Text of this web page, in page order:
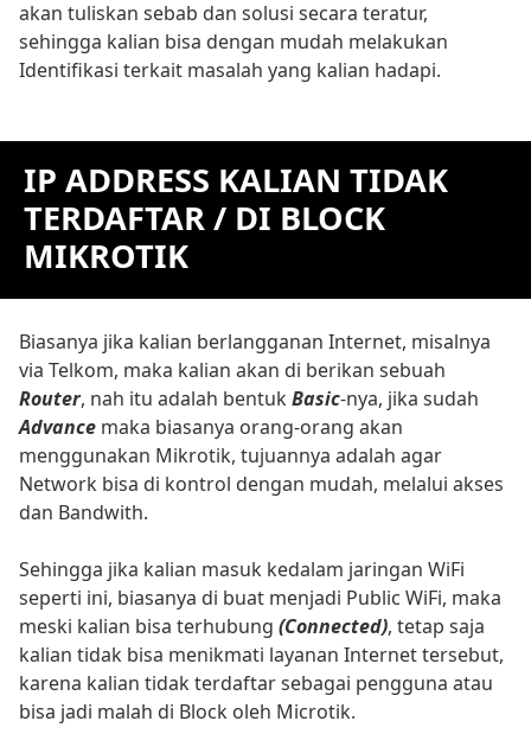
akan tuliskan sebab dan solusi secara teratur,
sehingga kalian bisa dengan mudah melakukan
Identifikasi terkait masalah yang kalian hadapi.
IP ADDRESS KALIAN TIDAK
TERDAFTAR / DI BLOCK
MIKROTIK
Biasanya jika kalian berlangganan Internet, misalnya
via Telkom, maka kalian akan di berikan sebuah
Router, nah itu adalah bentukBasic-nya, jika sudah
Advance maka biasanya orang-orang akan
menggunakan Mikrotik, tujuannya adalah agar
Network bisa di kontrol dengan mudah, melalui akses
dan Bandwith.
Sehingga jika kalian masuk kedalam jaringan WiFi
seperti ini, biasanya di buat menjadi Public WiFi, maka
meski kalian bisa terhubung (Connected), tetap saja
kalian tidak bisa menikmati layanan Internet tersebut,
karena kalian tidak terdaftar sebagai pengguna atau
bisa jadi malah di Block oleh Microtik.